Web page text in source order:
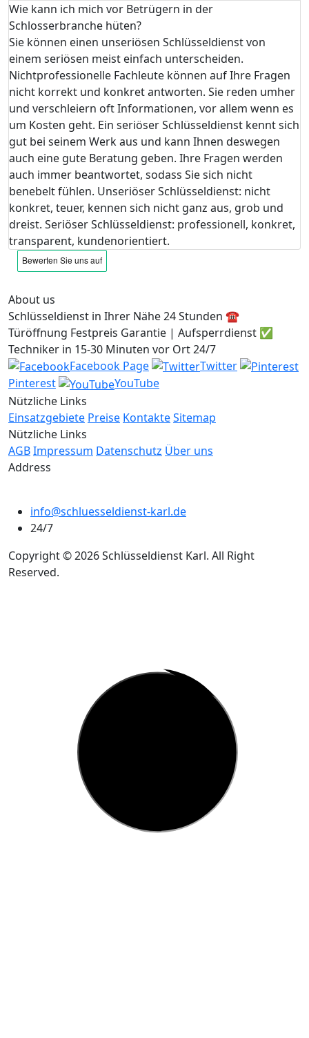
Wie kann ich mich vor Betrügern in der
Schlosserbranche hüten?
Sie können einen unseriösen Schlüsseldienst von
einem seriösen meist einfach unterscheiden.
Nichtprofessionelle Fachleute können auf Ihre Fragen
nicht korrekt und konkret antworten. Sie reden umher
und verschleiern oft Informationen, vor allem wenn es
um Kosten geht. Ein seriöser Schlüsseldienst kennt sich
gut bei seinem Werk aus und kann Ihnen deswegen
auch eine gute Beratung geben. Ihre Fragen werden
auch immer beantwortet, sodass Sie sich nicht
benebelt fühlen. Unseriöser Schlüsseldienst: nicht
konkret, teuer, kennen sich nicht ganz aus, grob und
dreist. Seriöser Schlüsseldienst: professionell, konkret,
transparent, kundenorientiert.
About us
Schlüsseldienst in Ihrer Nähe 24 Stunden ☎️
Türöffnung Festpreis Garantie | Aufsperrdienst ✅
Techniker in 15-30 Minuten vor Ort 24/7
Facebook Page
Twitter
Pinterest
YouTube
Nützliche Links
Einsatzgebiete Preise KontakteSitemap
Nützliche Links
AGBImpressum Datenschutz Über uns
Address
info@schluesseldienst-karl.de
24/7
Copyright © 2026 Schlüsseldienst Karl. All Right
Reserved.